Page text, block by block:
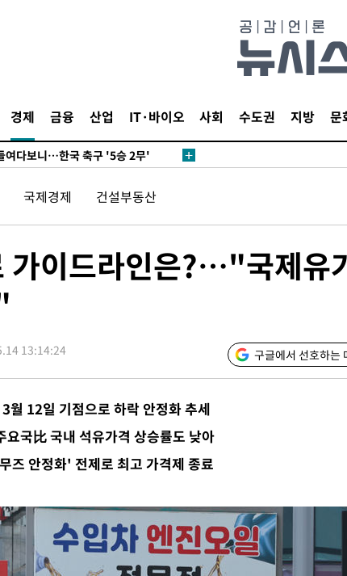
경제 금융 산업 IT·바이오 사회 수도권 지방 문
초과 시 낮은 계급 임용…희망지 못
나기·강원 많은 비[내일날씨]
, 아제르바이잔 투란VC 입단
내린 798.81마감
린 1416.1원 마감
울, 2018년 이후 첫 40도
국민적 공분에 수사 재개"
까지…'쑥대밭' 된 축구협회
장에 김태유 서울대 공대 교수…이병
입 27.5%↑…무역총액 25.3%↑
항소심도 징역 3년
기존 사고방식 매달리지 말고 과감히
' 합의…북쪽 인바운드·남쪽 아웃바
염중대경보, 폭염경보로 하향
동·의성 관할 4개 면 특별재난지역
소나기·강원 많은 비[내일날씨]
54조 투자…"AI 메모리 수요 선제 대
, 아제르바이잔 투란VC 입단
국제경제 건설부동산
가이드라인은?…"국제유
13:14:24 구글에서 선호하는
월 12일 기점으로 하락 안정화 추세
요국比 국내 석유가격 상승률도 낮아
즈 안정화' 전제로 최고 가격제 종료